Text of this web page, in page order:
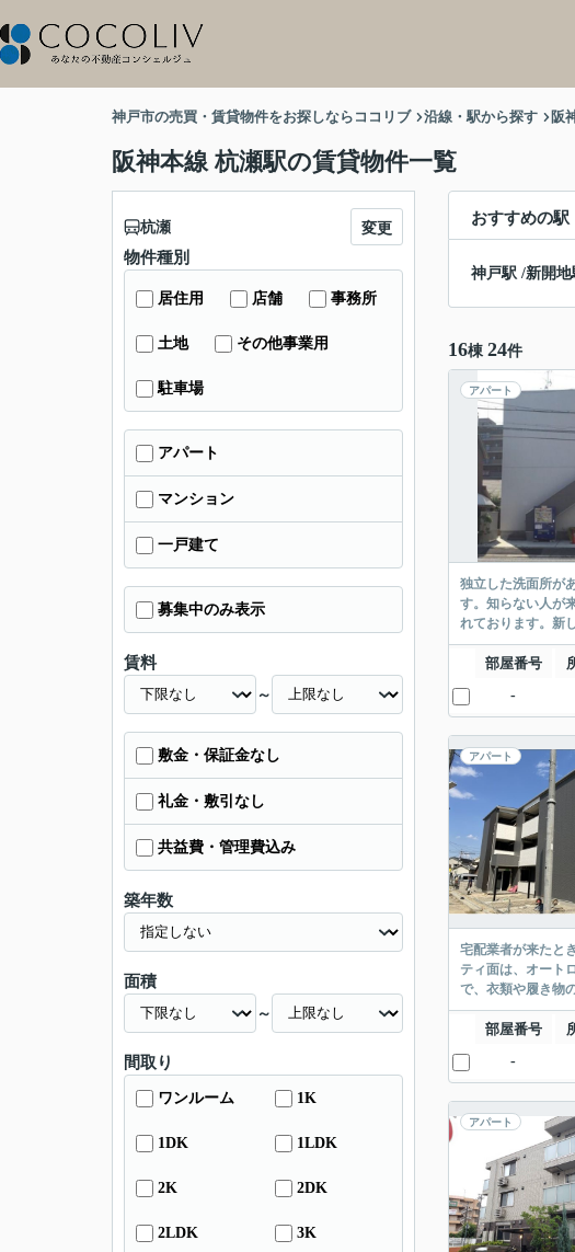
神戸市の売買・賃貸物件をお探しならココリブ 沿線・駅から探す 阪
阪神本線 杭瀬駅の賃貸物件一覧
おすすめの駅
神戸駅 /新開地
16棟 24件
アパート
独立した洗面所が
す。知らない人が
れております。新
部屋番号
-
アパート
宅配業者が来たと
ティ面は、オート
で、衣類や履き物
部屋番号
-
アパート
杭瀬 変更
物件種別
居住用 店舗 事務所
土地 その他事業用
駐車場
アパート
マンション
一戸建て
募集中のみ表示
賃料
～
敷金・保証金なし
礼金・敷引なし
共益費・管理費込み
築年数
面積
～
間取り
ワンルーム 1K
1DK 1LDK
2K 2DK
2LDK 3K